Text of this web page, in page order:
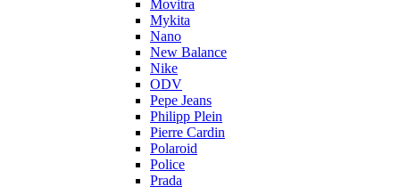
Movitra
Mykita
Nano
New Balance
Nike
ODV
Pepe Jeans
Philipp Plein
Pierre Cardin
Polaroid
Police
Prada